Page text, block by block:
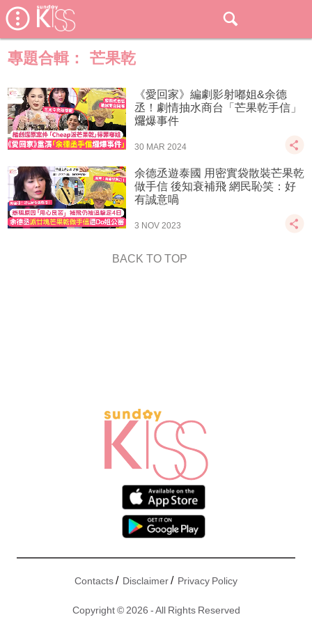
專題合輯： 芒果乾
《愛回家》編劇影射嘟姐&余德
丞！劇情抽水商台「芒果乾手信」
𤓓爆事件
30 MAR 2024
余德丞遊泰國 用密實袋散裝芒果乾
做手信 後知衰補飛 網民恥笑：好
有誠意喎
3 NOV 2023
BACK TO TOP
Contacts/ Disclaimer/ Privacy Policy
Copyright © 2026 - All Rights Reserved